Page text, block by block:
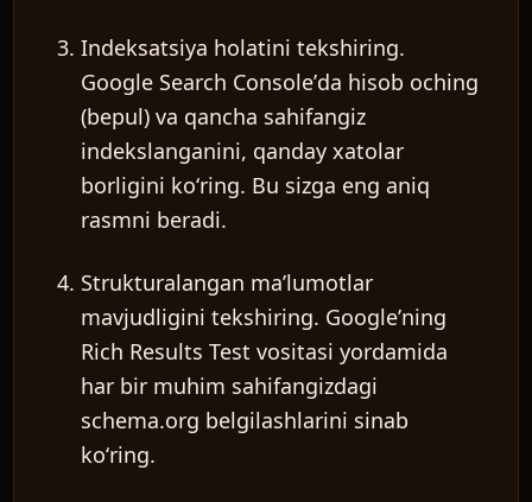
Indeksatsiya holatini tekshiring.
Google Search Consoleʼda hisob oching
(bepul) va qancha sahifangiz
indekslanganini, qanday xatolar
borligini koʻring. Bu sizga eng aniq
rasmni beradi.
Strukturalangan maʼlumotlar
mavjudligini tekshiring. Googleʼning
Rich Results Test vositasi yordamida
har bir muhim sahifangizdagi
schema.org belgilashlarini sinab
koʻring.